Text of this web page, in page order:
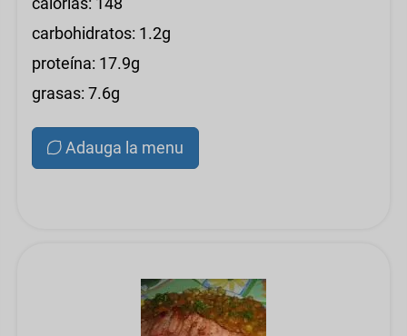
carbohidratos: 1.2g
proteína: 17.9g
grasas: 7.6g
Adauga la menu